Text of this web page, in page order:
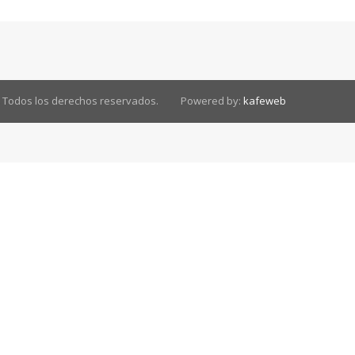
Todos los derechos reservados. Powered by: kafeweb